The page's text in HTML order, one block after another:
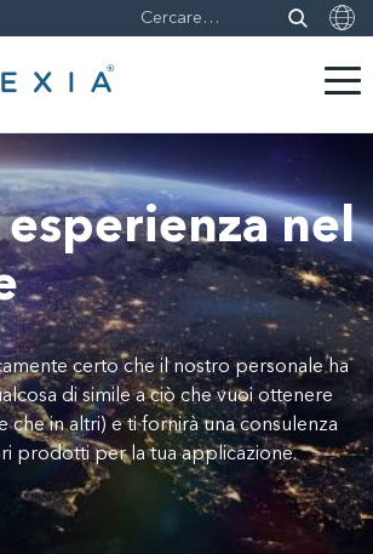
nel
certo che il nostro personale ha
di simile a ciò che vuoi ottenere
che in altri) e ti fornirà una consulenza
prodotti per la tua applicazione.